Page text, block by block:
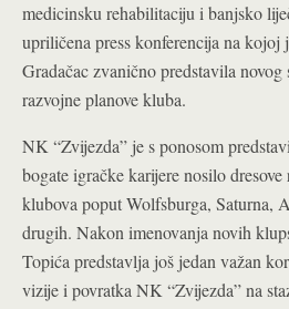
medicinsku rehabilitaciju i banjsko
upriličena press konferencija na kojoj
Gradačac zvanično predstavila
razvojne planove kluba.
NK “Zvijezda” je s ponosom
bogate igračke karijere nosilo
klubova poput Wolfsburga, Saturna,
drugih. Nakon imenovanja novih
Topića predstavlja još jedan važan
vizije i povratka NK “Zvijezda” na